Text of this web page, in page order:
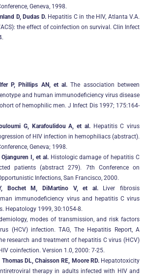
Geneva, 1998.
D, Dudas D.Hepatitis C in the HIV, Atlanta V.A.
the effect of coinfection on survival. Clin Infect
P, Phillips AN, et al. The association between
and human immunodeficiency virus disease
of hemophilic men. J Infect Dis 1997; 175:164-
G, Karafoulidou A, et al.Hepatitis C virus
of HIV infection in hemophiliacs (abstract).
Geneva; 1998.
I, et al.Histologic damage of hepatitis C
patients (abstract 279). 7th Conference on
Infections, San Francisco, 2000.
Bochet M, DiMartino V, et al.Liver fibrosis
immunodeficiency virus and hepatitis C virus
Hepatology 1999, 30:1054-8.
modes of transmission, and risk factors
(HCV) infection. TAG, The Hepatitis Report, A
research and treatment of hepatitis C virus (HCV)
coinfection. Version 1.0, 2000: 7-25.
DL, Chaisson RE, Moore RD.Hepatotoxicity
therapy in adults infected with HIV and